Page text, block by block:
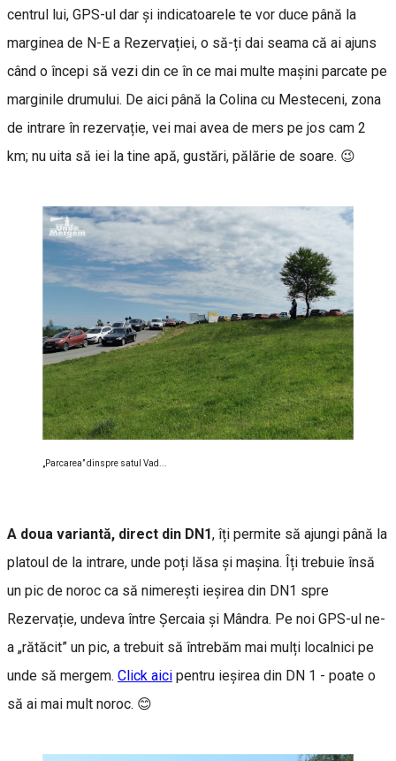
centrul lui, GPS-ul dar și indicatoarele te vor duce până la
marginea de N-E a Rezervației, o să-ți dai seama că ai ajuns
când o începi să vezi din ce în ce mai multe mașini parcate pe
marginile drumului. De aici până la Colina cu Mesteceni, zona
de intrare în rezervație, vei mai avea de mers pe jos cam 2
km; nu uita să iei la tine apă, gustări, pălărie de soare. 😉
„Parcarea” dinspre satul Vad...
A doua variantă, direct din DN1, îți permite să ajungi până la
platoul de la intrare, unde poți lăsa și mașina. Îți trebuie însă
un pic de noroc ca să nimerești ieșirea din DN1 spre
Rezervație, undeva între Șercaia și Mândra. Pe noi GPS-ul ne-
a „rătăcit” un pic, a trebuit să întrebăm mai mulți localnici pe
unde să mergem. Click aici pentru ieșirea din DN 1 - poate o
să ai mai mult noroc. 😊